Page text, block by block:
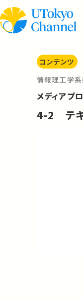
コンテンツ
情報理工学
メディアプ
4-2 テキ